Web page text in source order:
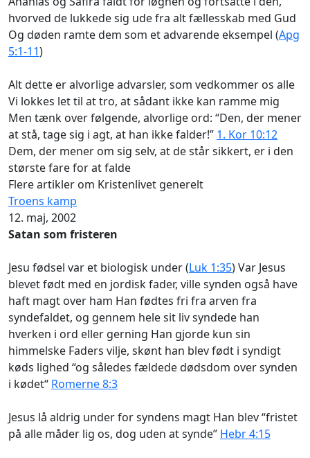
hvorved de lukkede sig ude fra alt fællesskab med Gud
Og døden ramte dem som et advarende eksempel (Apg
5:1-11)
Alt dette er alvorlige advarsler, som vedkommer os alle
Vi lokkes let til at tro, at sådant ikke kan ramme mig
Men tænk over følgende, alvorlige ord: “Den, der mener
at stå, tage sig i agt, at han ikke falder!” 1. Kor 10:12
Dem, der mener om sig selv, at de står sikkert, er i den
største fare for at falde
Flere artikler om Kristenlivet generelt
Troens kamp
12. maj, 2002
Satan som fristeren
Jesu fødsel var et biologisk under (Luk 1:35) Var Jesus
blevet født med en jordisk fader, ville synden også have
haft magt over ham Han fødtes fri fra arven fra
syndefaldet, og gennem hele sit liv syndede han
hverken i ord eller gerning Han gjorde kun sin
himmelske Faders vilje, skønt han blev født i syndigt
køds lighed “og således fældede dødsdom over synden
i kødet“ Romerne 8:3
Jesus lå aldrig under for syndens magt Han blev “fristet
på alle måder lig os, dog uden at synde” Hebr 4:15